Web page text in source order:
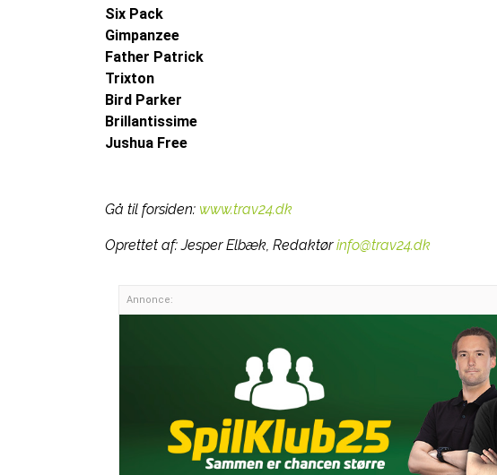
Six Pack
Gimpanzee
Father Patrick
Trixton
Bird Parker
Brillantissime
Jushua Free
Gå til forsiden: www.trav24.dk
Oprettet af:Jesper Elbæk, Redaktør info@trav24.dk
Annonce: